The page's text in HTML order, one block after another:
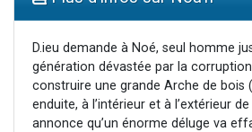
Eva vient de donner
3 personnes viennent de faire
D.ieu demande à Noé, seul homme
génération dévastée par la
construire une grande Arche de bois
enduite, à l’intérieur et à l’extérieur
annonce qu’un énorme déluge va